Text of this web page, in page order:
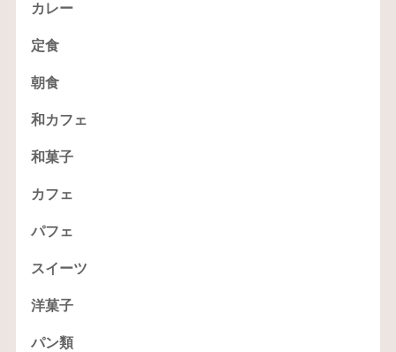
カレー
定食
朝食
和カフェ
和菓子
カフェ
パフェ
スイーツ
洋菓子
パン類